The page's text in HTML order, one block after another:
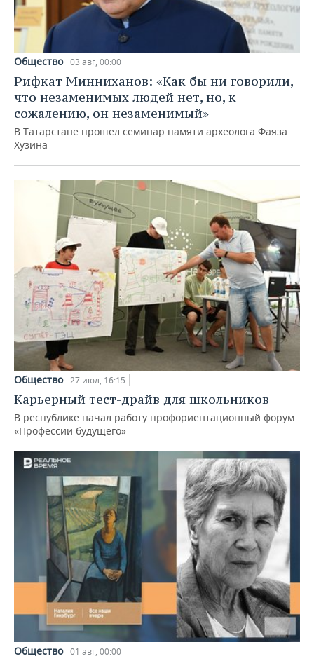
Общество 03 авг, 00:00
Рифкат Минниханов: «Как бы ни говорили,
что незаменимых людей нет, но, к
сожалению, он незаменимый»
В Татарстане прошел семинар памяти археолога Фаяза
Хузина
Общество 27 июл, 16:15
Карьерный тест-драйв для школьников
В республике начал работу профориентационный форум
«Профессии будущего»
Общество 01 авг, 00:00